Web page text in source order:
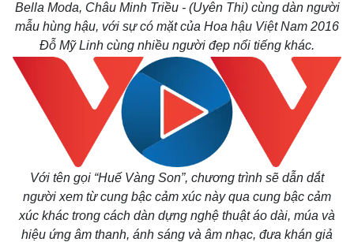
Bella Moda, Châu Minh Triều - (Uyên Thi) cùng dàn người
mẫu hùng hậu, với sự có mặt của Hoa hậu Việt Nam 2016
Đỗ Mỹ Linh cùng nhiều người đẹp nổi tiếng khác.
Với tên gọi “Huế Vàng Son”, chương trình sẽ dẫn dắt
người xem từ cung bậc cảm xúc này qua cung bậc cảm
xúc khác trong cách dàn dựng nghệ thuật áo dài, múa và
hiệu ứng âm thanh, ánh sáng và âm nhạc, đưa khán giả